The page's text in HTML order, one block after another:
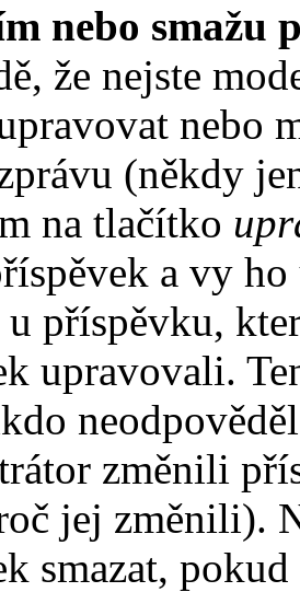
nebo smažu
že nejste
nebo
(někdy
na tlačítko
a vy
u příspěvku,
upravovali.
změnili
jej změnili).
smazat,